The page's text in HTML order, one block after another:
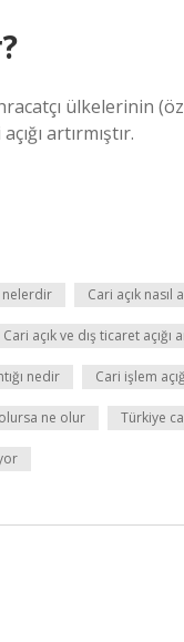
ülkelerinin
artırmıştır.
nelerdir Cari açık nasıl
Cari açık ve dış ticaret
nedir Cari işlem
olursa ne olur Türkiye